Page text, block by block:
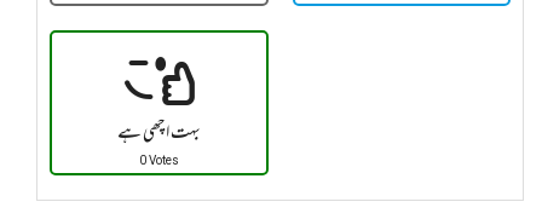
بہت اچھی ہے
0 Votes